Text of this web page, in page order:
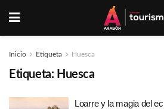
Inicio Etiqueta Huesca
Etiqueta: Huesca
Loarre y la magia del